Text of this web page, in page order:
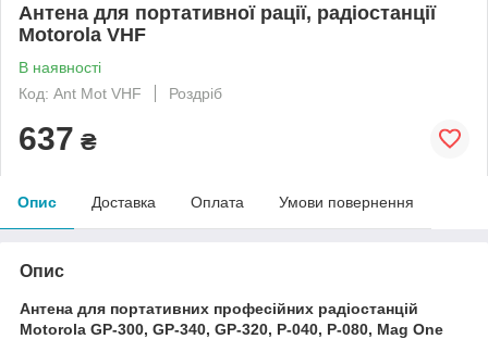
Антена для портативної рації, радіостанції
Motorola VHF
В наявності
Код: Ant Mot VHF
Роздріб
637 ₴
Опис Доставка Оплата Умови повернення
Опис
Антена для портативних професійних радіостанцій
Motorola GP-300, GP-340, GP-320, P-040, P-080, Mag One